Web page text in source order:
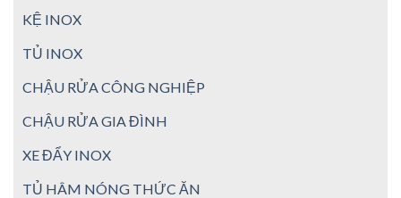
KỆ INOX
TỦ INOX
CHẬU RỬA CÔNG NGHIỆP
CHẬU RỬA GIA ĐÌNH
XE ĐẨY INOX
TỦ HÂM NÓNG THỨC ĂN